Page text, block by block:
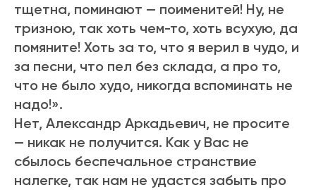
тщетна, поминают — поименитей! Ну, не
тризною, так хоть чем-то, хоть всухую, да
помяните! Хоть за то, что я верил в чудо, и
за песни, что пел без склада, а про то,
что не было худо, никогда вспоминать не
надо!».
Нет, Александр Аркадьевич, не просите
— никак не получится. Как у Вас не
сбылось беспечальное странствие
налегке, так нам не удастся забыть про